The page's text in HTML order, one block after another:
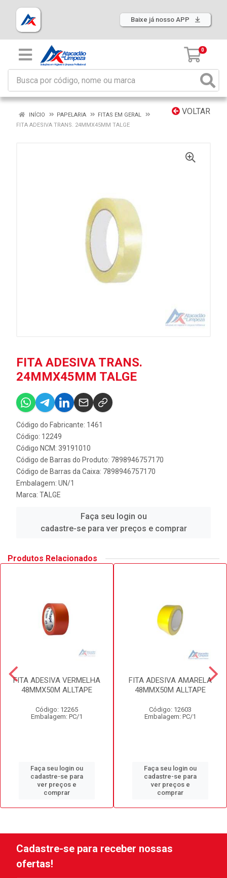
Baixe já nosso APP
0
VOLTAR
INÍCIO PAPELARIA
FITAS EM GERAL
FITA ADESIVA TRANS. 24MMX45MM TALGE
FITA ADESIVA TRANS.
24MMX45MM TALGE
Código do Fabricante: 1461
Código: 12249
Código NCM: 39191010
Código de Barras do Produto: 7898946757170
Código de Barras da Caixa: 7898946757170
Embalagem: UN/1
Marca: TALGE
Faça seu login ou
cadastre-se para ver preços e comprar
Produtos Relacionados
FITA ADESIVA VERMELHA
48MMX50M ALLTAPE
Código: 12265
Embalagem: PC/1
Faça seu login ou
cadastre-se para
ver preços e
comprar
FITA ADESIVA AMARELA
48MMX50M ALLTAPE
Código: 12603
Embalagem: PC/1
Faça seu login ou
cadastre-se para
ver preços e
comprar
Cadastre-se para receber nossas
ofertas!